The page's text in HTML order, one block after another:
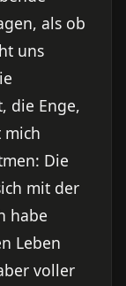
als ob
uns
die Enge,
mich
Die
mit der
habe
Leben
voller